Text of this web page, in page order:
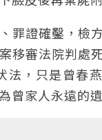
罪證確鑿，檢
移審法院判處
法，只是曾春
曾家人永遠的